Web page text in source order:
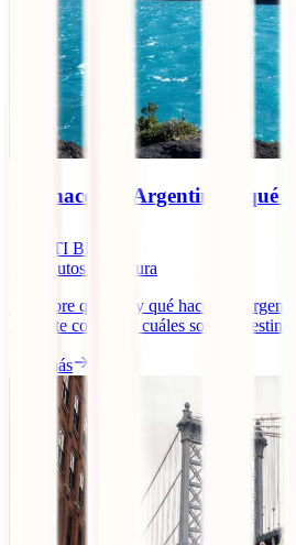
Qué hacer en Argentina y qué
IATI Blog
minutos de lectura
Descubre qué ver y qué hacer en
la que te contamos cuáles son los
Leer más